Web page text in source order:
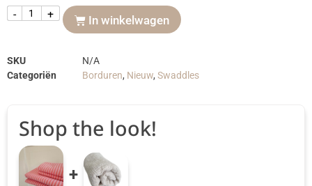
- + In winkelwagen
SKU
N/A
Categoriën
Borduren, Nieuw, Swaddles
Shop the look!
+